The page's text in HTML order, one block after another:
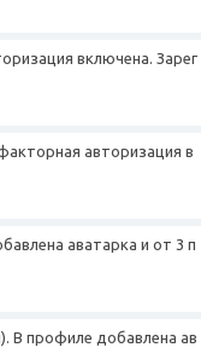
включена. Зарег
авторизация в
аватарка и от 3 п
В профиле добавлена ав